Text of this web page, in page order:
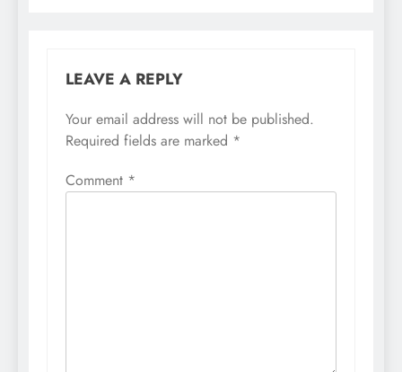
LEAVE A REPLY
Your email address will not be published.
Required fields are marked *
Comment *